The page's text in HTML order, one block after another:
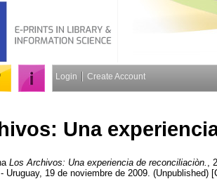
Login Create Account
Una
Los Archivos: Una experiencia de reconciliaciòn.
,
Uruguay, 19 de noviembre de 2009. (Unpublished)